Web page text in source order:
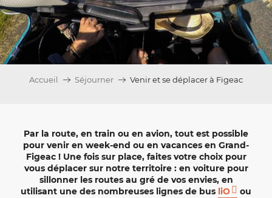
Accueil Séjourner Venir et se déplacer à Figeac
Par la route, en train ou en avion, tout est possible
pour venir en week-end ou en vacances en Grand-
Figeac! Une fois sur place, faites votre choix pour
vous déplacer sur notre territoire : en voiturepour
sillonner les routes au gré de vos envies, en
utilisant une des nombreuses lignes de bus liO
ou